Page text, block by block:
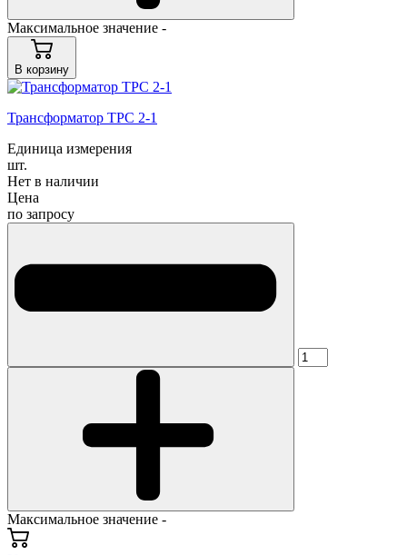
Максимальное значение -
В корзину
Трансформатор ТРС 2-1
Единица измерения
шт.
Нет в наличии
Цена
по запросу
Максимальное значение -